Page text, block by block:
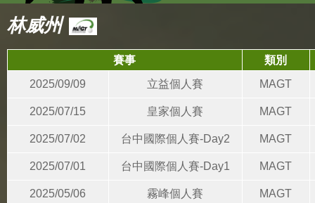
林威州
賽事
類別
2025/09/09
立益個人賽 MAGT
2025/07/15 皇家個人賽 MAGT
2025/07/02 台中國際個人賽-Day2 MAGT
2025/07/01 台中國際個人賽-Day1 MAGT
2025/05/06 霧峰個人賽 MAGT